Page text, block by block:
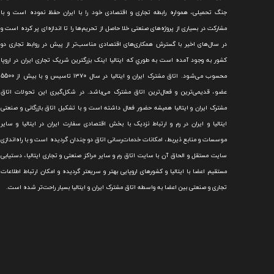
جنگ تحميلی، همواره رابطه تجاری و اقتصادی خود را با ايران حفظ نموده است و با
مشارکت در بسياری از پروژه‌های صنعتی خلا حاصل از تحريم‌ها را تا اندازه‌ای پر کرده است و
در سال‌های اخير با گسترش همکاری‌های اقتصادی مناسب‌تر از پيش در روابط تجاری دو
کشور به وجود آمده است به طوري که ايتاليا اينک بزرگترين شريک تجاری ايران در اروپا
محسوب می‌شود.
اتاق مشترک ایران و ایتالیا در سال ۱۳۷۰ تاسیس و با بیش از 5500
عضو، قدیمی‌ترین و فعال‌ترین اتاق مشترک می‌باشد.در شکل‌گيری اين تحولات اتاق
مشترک ايران و ايتاليا هميشه حضور فعال داشته است و با تشکيل اتاق بازرگانی و صنعتی
ايتاليا و ايران در رم و ارتباط نزديک با بخش اقتصادی سفارت ايران در ايتاليا و ساير
موسسات و منابع ذيربط، امکانات خدمات‌رسانی اتاق دو چندان گرديده است و با راه‌اندازی
سايت مستقل و الحاق آن با سايت اتاق رم و ساير مراکز صنعتی و تجاری ايتاليا، دستيابی
مستقيم اعضا با ايتاليا و کشورهای اروپایی بهتر و سريعتر گرديده و امکان ارتباط اطلاعات
تجاری و صنعتی بين اعضا به واسطه اتاق مشترک ایران و ایتالیا بسیار راحت‌تر شده است.